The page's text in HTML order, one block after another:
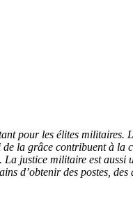
pour les élites
la grâce contribuent à
justice militaire est
d’obtenir des postes,